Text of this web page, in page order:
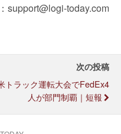
support@logi-today.com
次の投稿
トラック運転大会でFedEx4
人が部門制覇｜短報